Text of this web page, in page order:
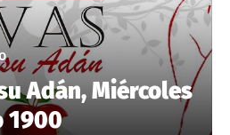
Adán, Miércoles
1900